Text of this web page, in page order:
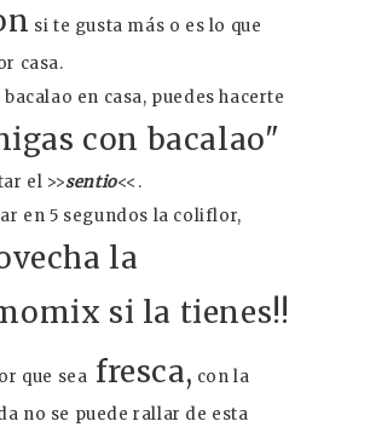
si te gusta más o es lo que
casa.
bacalao en casa, puedes hacerte
con bacalao"
el >>sentio<<.
en 5 segundos la coliflor,
la
si la tienes!!
que sea fresca, con la
no se puede rallar de esta